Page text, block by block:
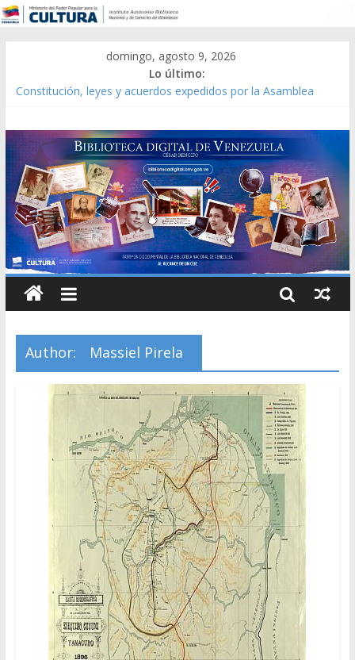
domingo, agosto 9, 2026
Lo último:
Catálogo temático de obras de Modesta Bor
Constitución, leyes y acuerdos expedidos por la Asamblea
Una Parálisis [material gráfico]
Modesta Bor Sánchez [material gráfico]
Gaceta Oficial de la República de Venezuela año CXXXIII Mes V,
Caracas 09 de marzo de 2006 N° 38.394
Author: Massiel Pirela